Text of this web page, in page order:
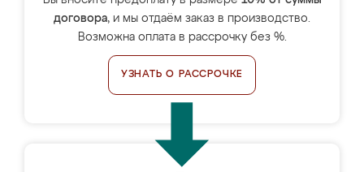
договора, и мы отдаём заказ в производство.
Возможна оплата в рассрочку без %.
УЗНАТЬ О РАССРОЧКЕ